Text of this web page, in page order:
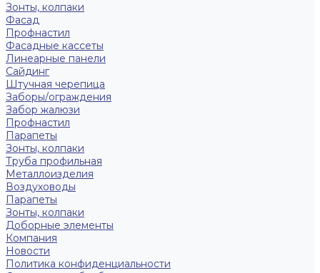
Зонты, колпаки
Фасад
Профнастил
Фасадные кассеты
Линеарные панели
Сайдинг
Штучная черепица
Заборы/ограждения
Забор жалюзи
Профнастил
Парапеты
Зонты, колпаки
Труба профильная
Металлоизделия
Воздуховоды
Парапеты
Зонты, колпаки
Доборные элементы
Компания
Новости
Политика конфиденциальности